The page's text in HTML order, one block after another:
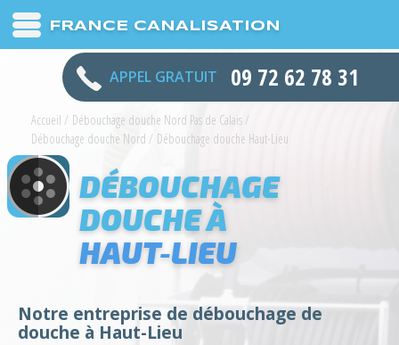
FRANCE CANALISATION
APPEL GRATUIT 09 72 62 78 31
Accueil / Débouchage douche Nord Pas de Calais /
Débouchage douche Nord / Débouchage douche Haut-Lieu
DÉBOUCHAGE
DOUCHE À
HAUT-LIEU
Notre entreprise de débouchage de
douche à Haut-Lieu